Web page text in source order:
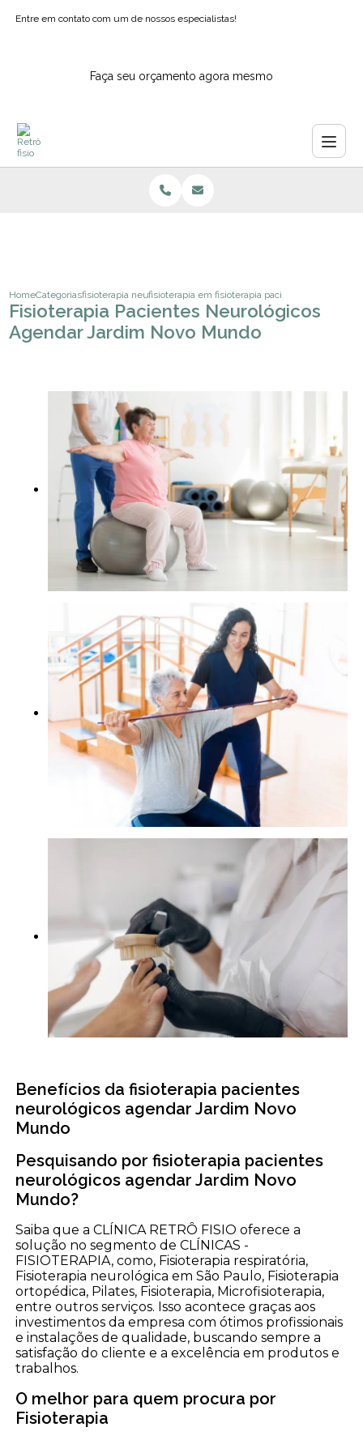
Entre em contato com um de nossos especialistas!
Faça seu orçamento agora mesmo
HomeCategoriasfisioterapia neurologicafisioterapia em pacientes neurologicos
fisioterapia pacientes
Fisioterapia Pacientes Neurológicos
Agendar Jardim Novo Mundo
Benefícios da fisioterapia pacientes
neurológicos agendar Jardim Novo
Mundo
Pesquisando por fisioterapia pacientes
neurológicos agendar Jardim Novo
Mundo?
Saiba que a CLÍNICA RETRÔ FISIO oferece a
solução no segmento de CLÍNICAS -
FISIOTERAPIA, como, Fisioterapia respiratória,
Fisioterapia neurológica em São Paulo, Fisioterapia
ortopédica, Pilates, Fisioterapia, Microfisioterapia,
entre outros serviços. Isso acontece graças aos
investimentos da empresa com ótimos profissionais
e instalações de qualidade, buscando sempre a
satisfação do cliente e a excelência em produtos e
trabalhos.
O melhor para quem procura por
Fisioterapia